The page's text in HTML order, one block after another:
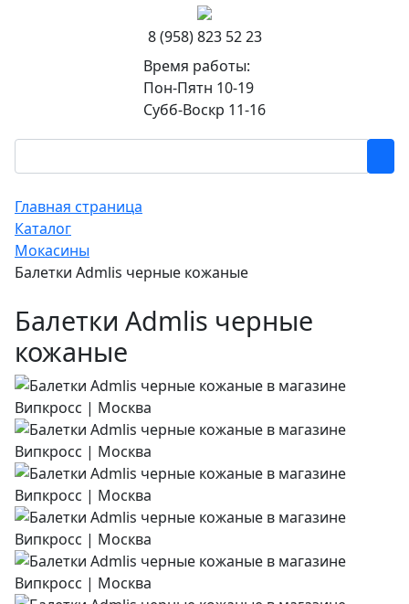
8 (958) 823 52 23
Время работы:
Пон-Пятн 10-19
Субб-Воскр 11-16
Главная страница
Каталог
Мокасины
Балетки Admlis черные кожаные
Балетки Admlis черные
кожаные